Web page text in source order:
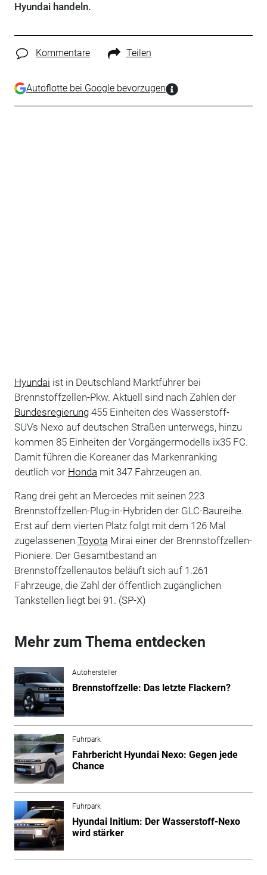
Hyundai handeln.
Kommentare Teilen
Autoflotte bei Google bevorzugen
Hyundai ist in Deutschland Marktführer bei
Brennstoffzellen-Pkw. Aktuell sind nach Zahlen der
Bundesregierung455 Einheiten des Wasserstoff-
SUVs Nexo auf deutschen Straßen unterwegs, hinzu
kommen 85 Einheiten der Vorgängermodells ix35 FC.
Damit führen die Koreaner das Markenranking
deutlich vor Honda mit 347 Fahrzeugen an.
Rang drei geht an Mercedes mit seinen 223
Brennstoffzellen-Plug-in-Hybriden der GLC-Baureihe.
Erst auf dem vierten Platz folgt mit dem 126 Mal
zugelassenen Toyota Mirai einer der Brennstoffzellen-
Pioniere. Der Gesamtbestand an
Brennstoffzellenautos beläuft sich auf 1.261
Fahrzeuge, die Zahl der öffentlich zugänglichen
Tankstellen liegt bei 91. (SP-X)
Mehr zum Thema entdecken
Autohersteller
Brennstoffzelle: Das letzte Flackern?
Fuhrpark
Fahrbericht Hyundai Nexo: Gegen jede
Chance
Fuhrpark
Hyundai Initium: Der Wasserstoff-Nexo
wird stärker